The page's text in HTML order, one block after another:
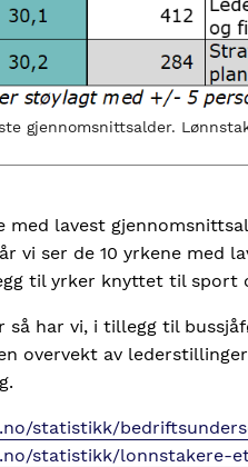
gjennomsnittsalder.
med lavest
vi ser de 10 yrkene med
til yrker knyttet til sport
så har vi, i tillegg til
overvekt av
statistikk/
statistikk/lonnstakere-